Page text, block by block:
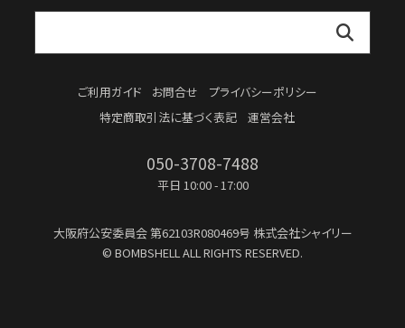
ご利用ガイド お問合せ
プライバシーポリシー
特定商取引法に基づく表記
運営会社
050-3708-7488
平日 10:00 - 17:00
大阪府公安委員会第62103R080469号 株式会社シャイリー
© BOMBSHELL ALL RIGHTS RESERVED.